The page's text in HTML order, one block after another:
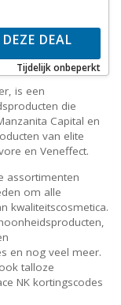
DEAL
Tijdelijk onbeperkt
is een
die
Capital en
van elite
en Veneffect.
assortimenten
om alle
kwaliteitscosmetica.
en nog veel meer.
talloze
NK kortingscodes